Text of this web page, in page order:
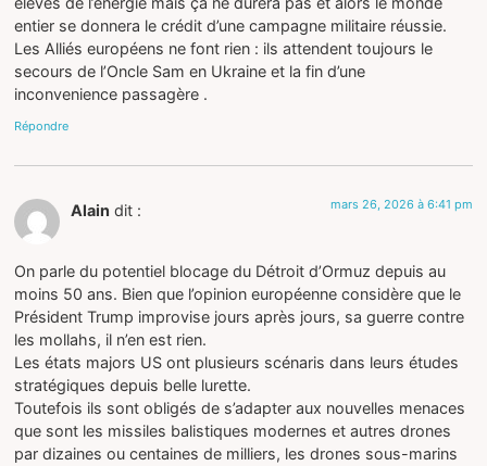
entier se donnera le crédit d’une campagne militaire réussie.
Les Alliés européens ne font rien : ils attendent toujours le
secours de l’Oncle Sam en Ukraine et la fin d’une
inconvenience passagère .
Répondre
Alain dit : mars 26, 2026 à 6:41 pm
On parle du potentiel blocage du Détroit d’Ormuz depuis au
moins 50 ans. Bien que l’opinion européenne considère que le
Président Trump improvise jours après jours, sa guerre contre
les mollahs, il n’en est rien.
Les états majors US ont plusieurs scénaris dans leurs études
stratégiques depuis belle lurette.
Toutefois ils sont obligés de s’adapter aux nouvelles menaces
que sont les missiles balistiques modernes et autres drones
par dizaines ou centaines de milliers, les drones sous-marins